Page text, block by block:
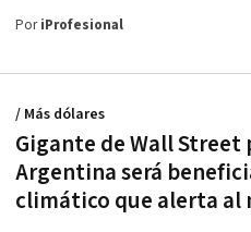
PoriProfesional
Gigante de Wall Street
Argentina será
climático que alerta al
/ Más dólares